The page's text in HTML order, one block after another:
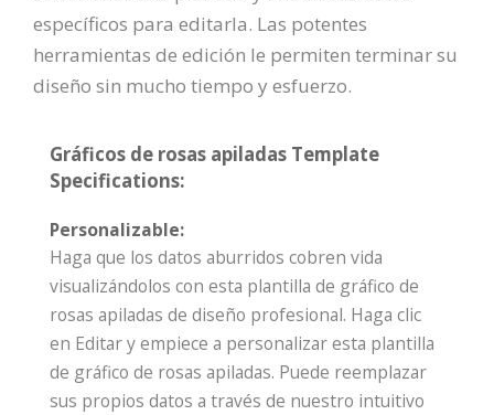
específicos para editarla. Las potentes
herramientas de edición le permiten terminar su
diseño sin mucho tiempo y esfuerzo.
Gráficos de rosas apiladas Template
Specifications:
Personalizable:
Haga que los datos aburridos cobren vida
visualizándolos con esta plantilla de gráfico de
rosas apiladas de diseño profesional. Haga clic
en Editar y empiece a personalizar esta plantilla
de gráfico de rosas apiladas. Puede reemplazar
sus propios datos a través de nuestro intuitivo